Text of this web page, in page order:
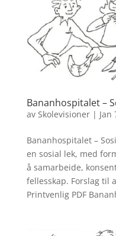
Bananhospitalet –
av Skolevisioner| Jan
Bananhospitalet –
en sosial lek, med
å samarbeide,
fellesskap. Forslag til
Printvenlig PDF